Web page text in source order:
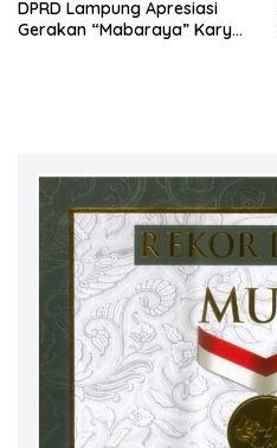
DPRD Lampung Apresiasi
Gerakan “Mabaraya” Karya